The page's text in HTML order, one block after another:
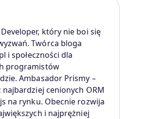
który nie boi się
Twórca bloga
i społeczności dla
programistów
Ambasador Prismy –
najbardziej cenionych ORM
na rynku. Obecnie rozwija
i najprężniej